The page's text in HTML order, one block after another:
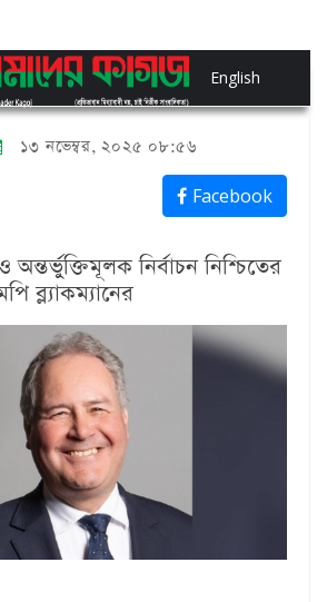
English
১৩ নভেম্বর, ২০২৫ ০৮:৫৬
Facebook
অন্তর্ভুক্তিমূলক নির্বাচন নিশ্চিতের
ব্ল্যাকম্যানের